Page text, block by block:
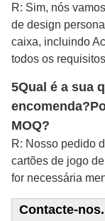
R: Sim, nós
de design
caixa, incluindo
todos os
5Qual é a sua
encomenda?
MOQ?
R: Nosso pedido
cartões de jogo
for necessária
Contacte-nos.